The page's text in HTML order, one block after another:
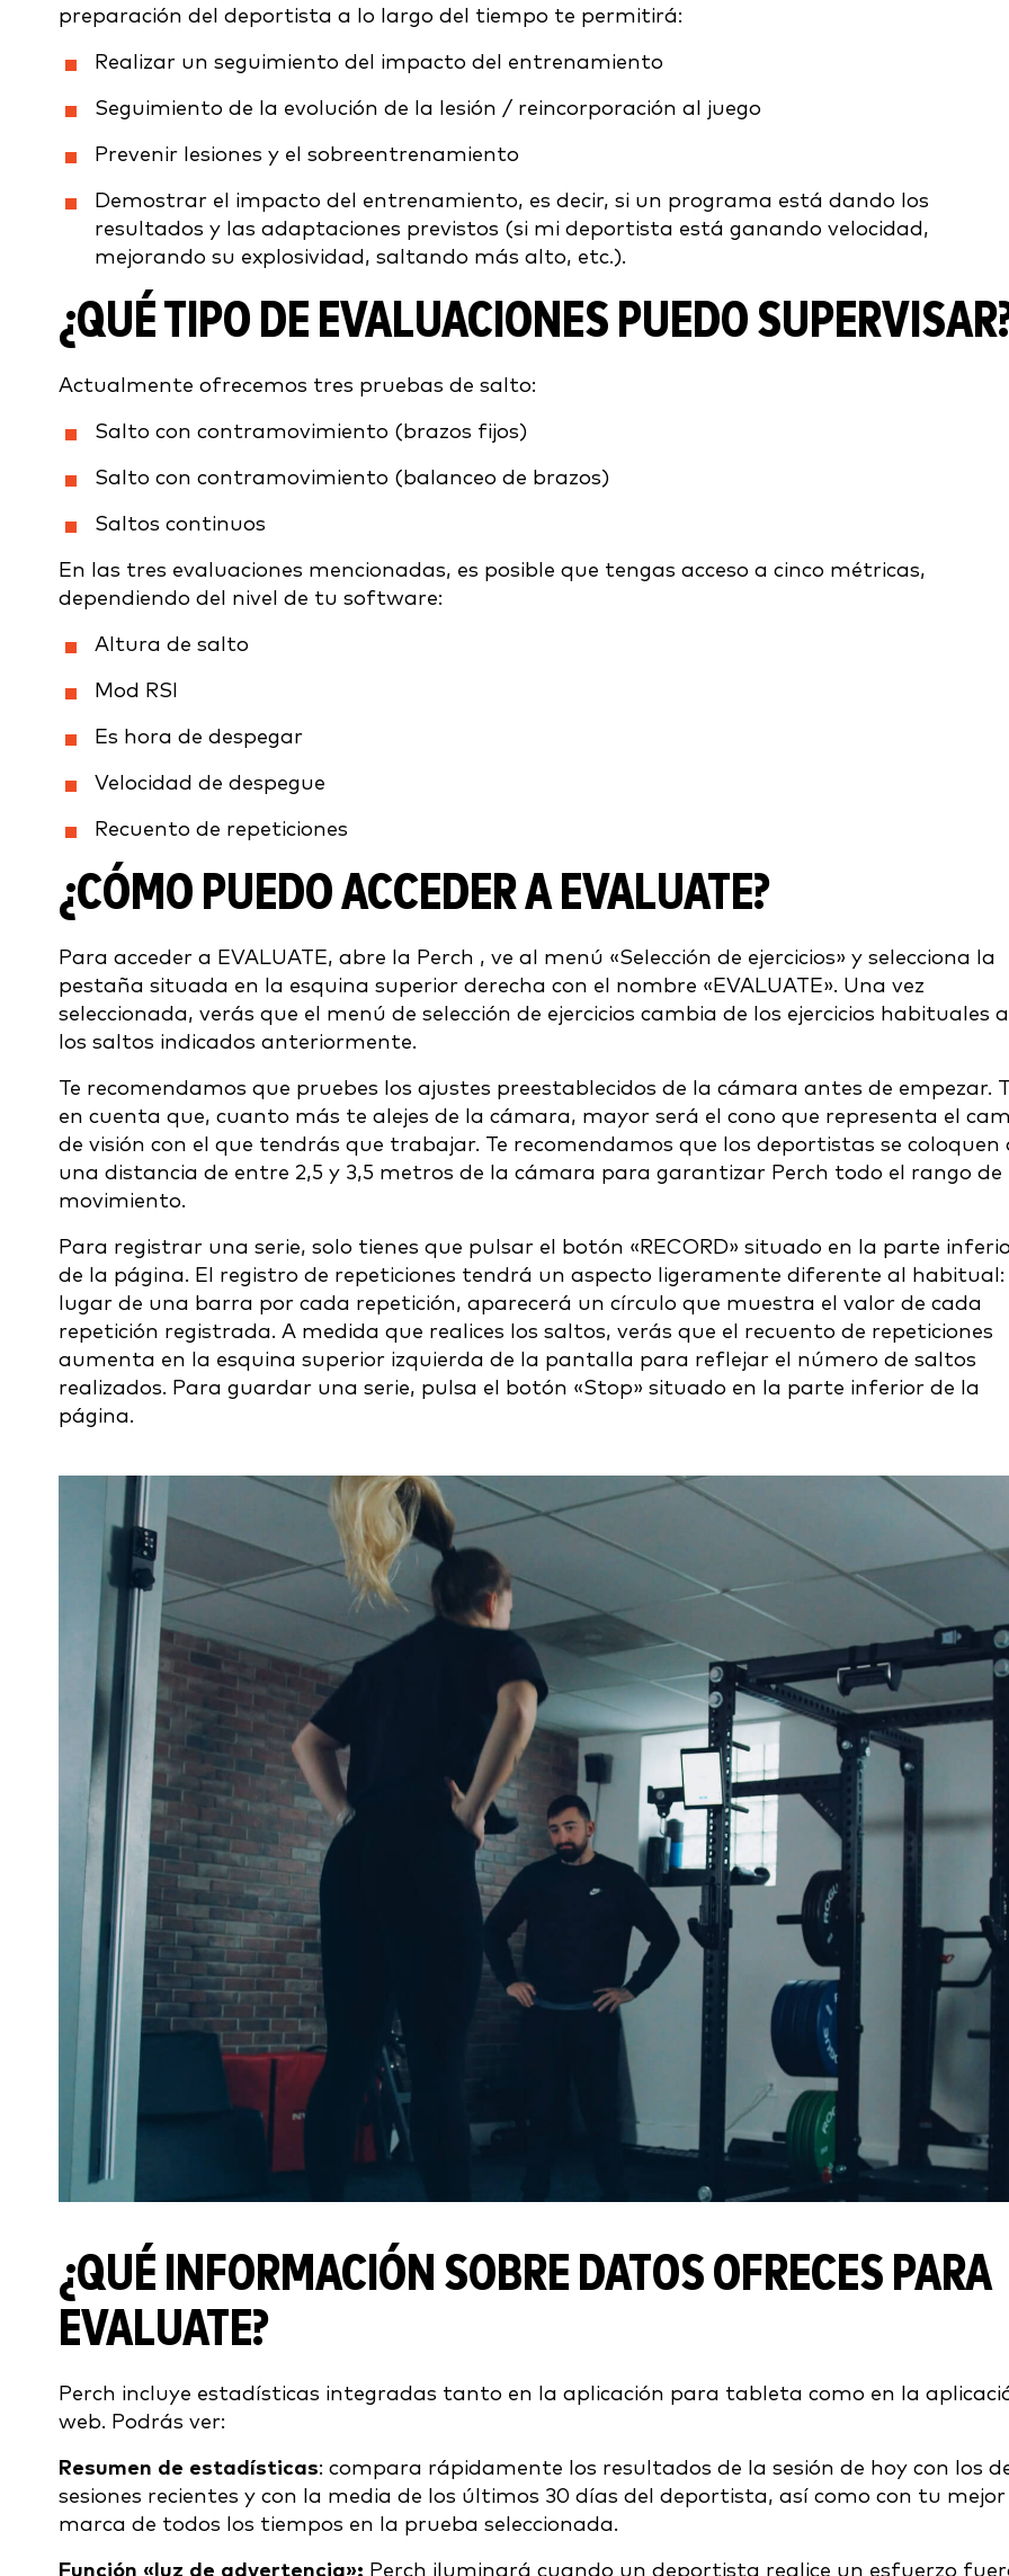
preparación del deportista a lo largo del tiempo te permitirá:
Realizar un seguimiento del impacto del entrenamiento
Seguimiento de la evolución de la lesión / reincorporación al juego
Prevenir lesiones y el sobreentrenamiento
Demostrar el impacto del entrenamiento, es decir, si un programa está dando los
resultados y las adaptaciones previstos (si mi deportista está ganando velocidad,
mejorando su explosividad, saltando más alto, etc.).
¿QUÉ TIPO DE EVALUACIONES PUEDO
Actualmente ofrecemos tres pruebas de salto:
Salto con contramovimiento (brazos fijos)
Salto con contramovimiento (balanceo de brazos)
Saltos continuos
En las tres evaluaciones mencionadas, es posible que tengas acceso a cinco métricas,
dependiendo del nivel de tu software:
Altura de salto
Mod RSI
Es hora de despegar
Velocidad de despegue
Recuento de repeticiones
¿CÓMO PUEDO ACCEDER A EVALUATE?
Para acceder a EVALUATE, abre la Perch , ve al menú «Selección de ejercicios» y selecciona la
pestaña situada en la esquina superior derecha con el nombre «EVALUATE». Una vez
seleccionada, verás que el menú de selección de ejercicios cambia de los ejercicios habituales a
los saltos indicados anteriormente.
Te recomendamos que pruebes los ajustes preestablecidos de la cámara antes de empezar.
en cuenta que, cuanto más te alejes de la cámara, mayor será el cono que representa el
de visión con el que tendrás que trabajar. Te recomendamos que los deportistas se coloquen
una distancia de entre 2,5 y 3,5 metros de la cámara para garantizar Perch todo el rango de
movimiento.
Para registrar una serie, solo tienes que pulsar el botón «RECORD» situado en la parte
de la página. El registro de repeticiones tendrá un aspecto ligeramente diferente al habitual:
lugar de una barra por cada repetición, aparecerá un círculo que muestra el valor de cada
repetición registrada. A medida que realices los saltos, verás que el recuento de repeticiones
aumenta en la esquina superior izquierda de la pantalla para reflejar el número de saltos
realizados. Para guardar una serie, pulsa el botón «Stop» situado en la parte inferior de la
página.
¿QUÉ INFORMACIÓN SOBRE DATOS OFRECES PARA
EVALUATE?
Perch incluye estadísticas integradas tanto en la aplicación para tableta como en la
web. Podrás ver:
Resumen de estadísticas: compara rápidamente los resultados de la sesión de hoy con los
sesiones recientes y con la media de los últimos 30 días del deportista, así como con tu mejor
marca de todos los tiempos en la prueba seleccionada.
Función «luz de advertencia»: Perch iluminará cuando un deportista realice un esfuerzo